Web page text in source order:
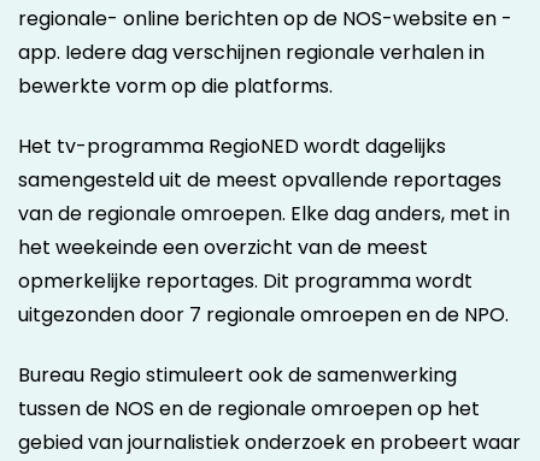
regionale- online berichten op de NOS-website en -
app. Iedere dag verschijnen regionale verhalen in
bewerkte vorm op die platforms.
Het tv-programma RegioNED wordt dagelijks
samengesteld uit de meest opvallende reportages
van de regionale omroepen. Elke dag anders, met in
het weekeinde een overzicht van de meest
opmerkelijke reportages. Dit programma wordt
uitgezonden door 7 regionale omroepen en de NPO.
Bureau Regio stimuleert ook de samenwerking
tussen de NOS en de regionale omroepen op het
gebied van journalistiek onderzoek en probeert waar